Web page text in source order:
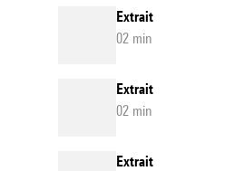
Extrait
02 min
Extrait
02 min
Extrait